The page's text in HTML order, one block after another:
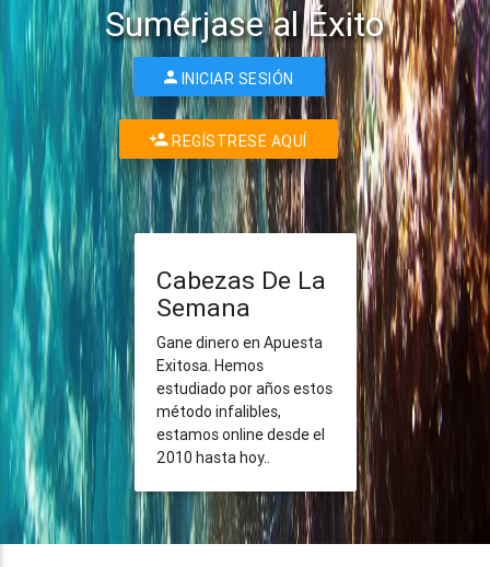
Sumérjase al Éxito
INICIAR SESIÓN
REGÍSTRESE AQUÍ
Cabezas De La
Semana
Gane dinero en Apuesta
Exitosa. Hemos
estudiado por años estos
método infalibles,
estamos online desde el
2010 hasta hoy..